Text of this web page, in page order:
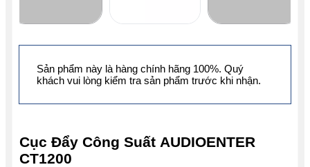
Cục Đẩy Công Suất AUDIOENTER
CT1200
Sản phẩm này là hàng chính hãng 100%. Quý
khách vui lòng kiểm tra sản phẩm trước khi nhận.